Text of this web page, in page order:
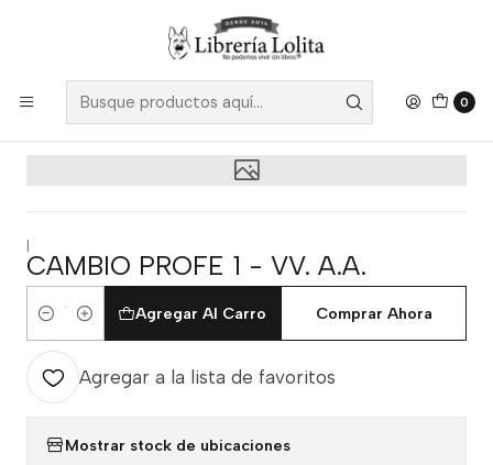
0
Despacho a todo Chile
|
CAMBIO PROFE 1 - VV. A.A.
Cantidad
Agregar Al Carro Comprar Ahora
Agregar a la lista de favoritos
Mostrar stock de ubicaciones